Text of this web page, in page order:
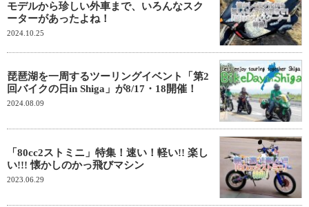
モデルから珍しい外車まで、いろんなスク
ーターがあったよね！
2024.10.25
琵琶湖を一周するツーリングイベント「第2
回バイクの日in Shiga」が8/17・18開催！
2024.08.09
「80cc2ストミニ」特集！速い！軽い!! 楽し
い!!! 懐かしのかっ飛びマシン
2023.06.29